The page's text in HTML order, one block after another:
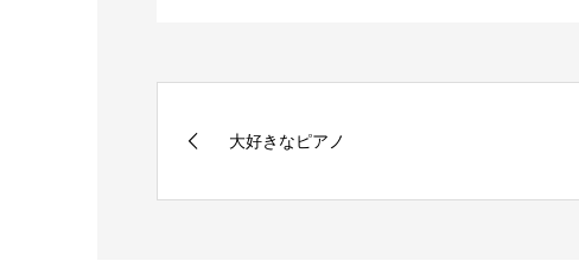
大好きなピアノ